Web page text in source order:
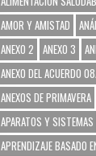
AMOR Y AMISTAD
ANEXO 2 ANEXO 3
ANEXO DEL ACUERDO
ANEXOS DE PRIMAVERA
APARATOS Y SISTEMAS
APRENDIZAJE BASADO